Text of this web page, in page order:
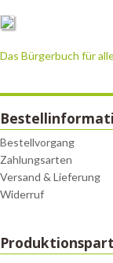
Das Bürgerbuch für
Bestellvorgang
Zahlungsarten
Versand & Lieferung
Widerruf